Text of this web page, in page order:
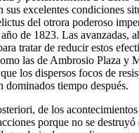
sus excelentes condiciones
del otrora poderoso
de 1823. Las avanzadas,
tratar de reducir estos
las de Ambrosio Plaza y
los dispersos focos de
dominados tiempo después.
de los
porque no se destruyó